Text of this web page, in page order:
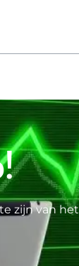
zijn van